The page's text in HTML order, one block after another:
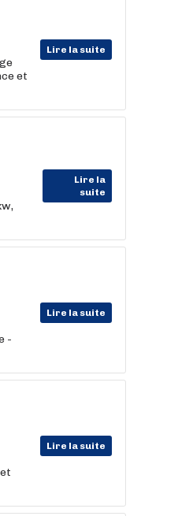
Lire la suite
et
Lire la
suite
Lire la suite
-
Lire la suite